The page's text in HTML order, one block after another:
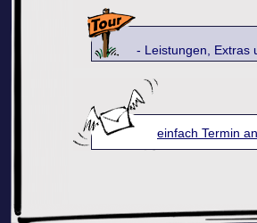
- Leistungen, Extras und
einfach Termin